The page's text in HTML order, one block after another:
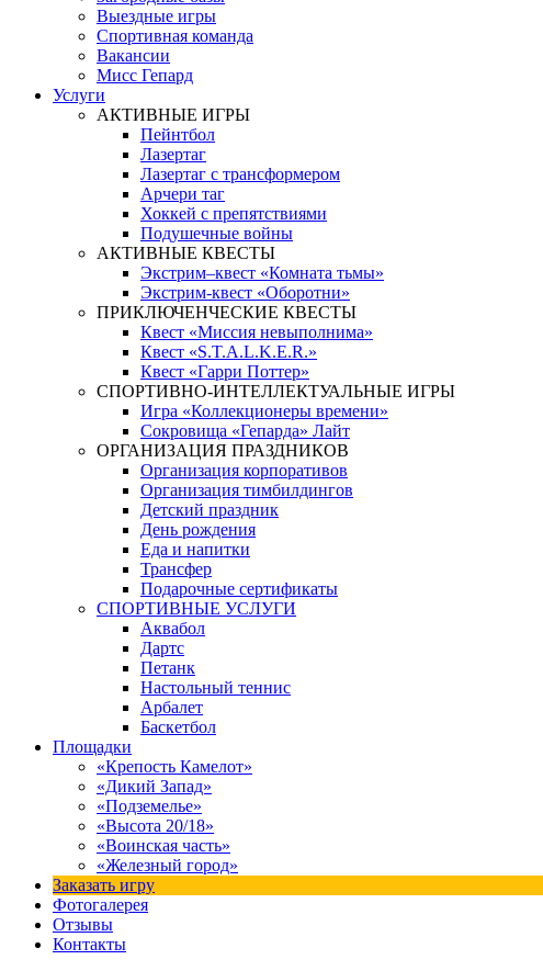
Выездные игры
Спортивная команда
Вакансии
Мисс Гепард
Услуги
АКТИВНЫЕ ИГРЫ
Пейнтбол
Лазертаг
Лазертаг с трансформером
Арчери таг
Хоккей с препятствиями
Подушечные войны
АКТИВНЫЕ КВЕСТЫ
Экстрим–квест «Комната тьмы»
Экстрим-квест «Оборотни»
ПРИКЛЮЧЕНЧЕСКИЕ КВЕСТЫ
Квест «Миссия невыполнима»
Квест «S.T.A.L.K.E.R.»
Квест «Гарри Поттер»
СПОРТИВНО-ИНТЕЛЛЕКТУАЛЬНЫЕ ИГРЫ
Игра «Коллекционеры времени»
Сокровища «Гепарда» Лайт
ОРГАНИЗАЦИЯ ПРАЗДНИКОВ
Организация корпоративов
Организация тимбилдингов
Детский праздник
День рождения
Еда и напитки
Трансфер
Подарочные сертификаты
СПОРТИВНЫЕ УСЛУГИ
Аквабол
Дартс
Петанк
Настольный теннис
Арбалет
Баскетбол
Площадки
«Крепость Камелот»
«Дикий Запад»
«Подземелье»
«Высота 20/18»
«Воинская часть»
«Железный город»
Заказать игру
Фотогалерея
Отзывы
Контакты